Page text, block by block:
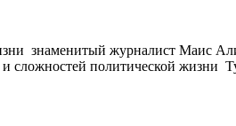
знаменитый журналист Маис
политической жизни